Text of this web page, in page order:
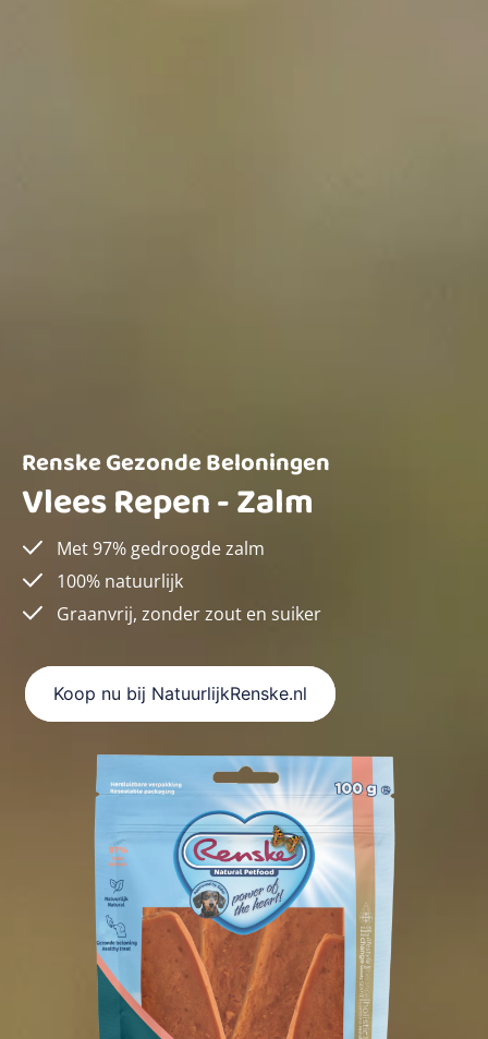
Renske Gezonde Beloningen
Vlees Repen - Zalm
Met 97% gedroogde zalm
100% natuurlijk
Graanvrij, zonder zout en suiker
Koop nu bij NatuurlijkRenske.nl